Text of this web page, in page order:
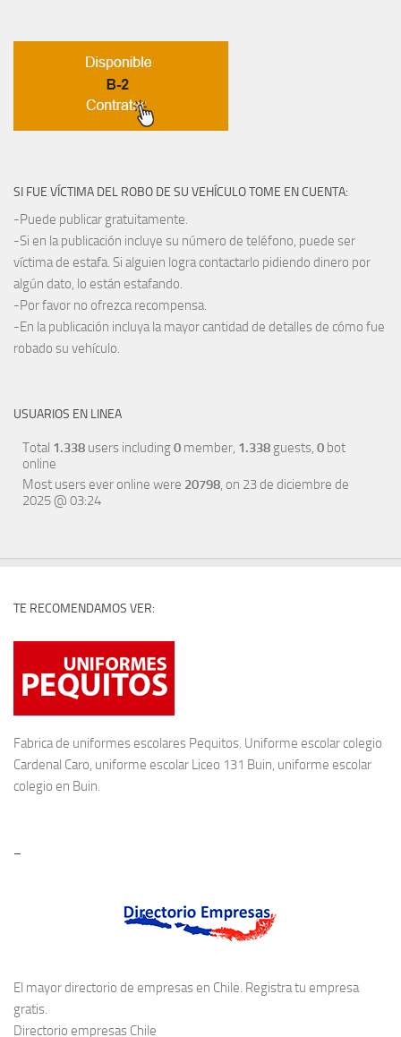
SI FUE VÍCTIMA DEL ROBO DE SU VEHÍCULO TOME EN CUENTA:
-Puede publicar gratuitamente.
-Si en la publicación incluye su número de teléfono, puede ser
víctima de estafa. Si alguien logra contactarlo pidiendo dinero por
algún dato, lo están estafando.
-Por favor no ofrezca recompensa.
-En la publicación incluya la mayor cantidad de detalles de cómo fue
robado su vehículo.
USUARIOS EN LINEA
Total 1.338 users including0 member, 1.338 guests, 0 bot
online
Most users ever online were 20798, on 23 de diciembre de
2025 @ 03:24
TE RECOMENDAMOS VER:
Fabrica de uniformes escolares Pequitos. Uniforme escolar colegio
Cardenal Caro, uniforme escolar Liceo 131 Buin, uniforme escolar
colegio en Buin.
–
El mayor directorio de empresas en Chile. Registra tu empresa
gratis.
Directorio empresas Chile